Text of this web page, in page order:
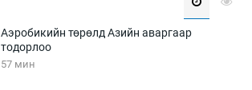
Аэробикийн төрөлд Азийн аваргаар
тодорлоо
57 мин